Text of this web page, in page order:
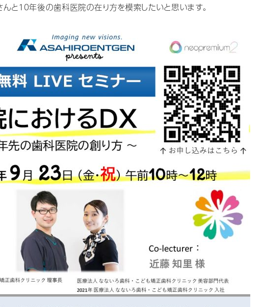
と１０年後の歯科医院の在り方を模索したいと思います。